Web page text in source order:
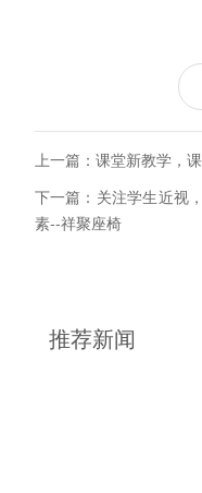
上一篇：课堂新教学，
下一篇：关注学生近视
素--祥聚座椅
推荐新闻